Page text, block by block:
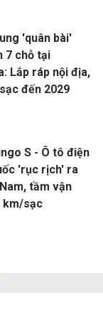
'quân bài'
7 chỗ tại
Lắp ráp nội địa,
đến 2029
S - Ô tô điện
'rục rịch' ra
tầm vận
km/sạc